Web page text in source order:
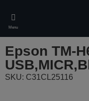
main
content
Menu
Epson TM-
SKU: C31CL25116